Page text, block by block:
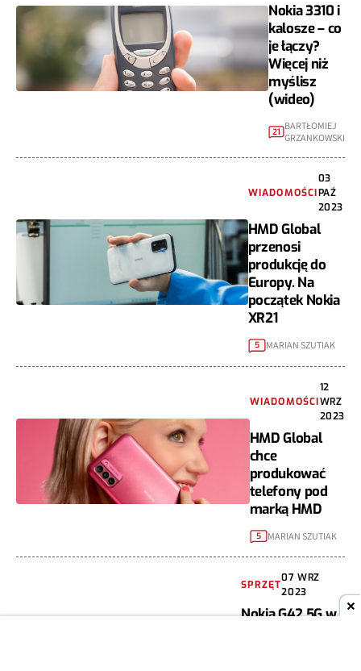
Nokia 3310 i
kalosze – co
je łączy?
Więcej niż
myślisz
(wideo)
21 BARTŁOMIEJ
GRZANKOWSKI
WIADOMOŚCI
03
PAŹ
2023
HMD Global
przenosi
produkcję do
Europy. Na
początek Nokia
XR21
5 MARIAN SZUTIAK
WIADOMOŚCI
12
WRZ
2023
HMD Global
chce
produkować
telefony pod
marką HMD
5 MARIAN SZUTIAK
SPRZĘT
07 WRZ
2023
Nokia G42 5G w